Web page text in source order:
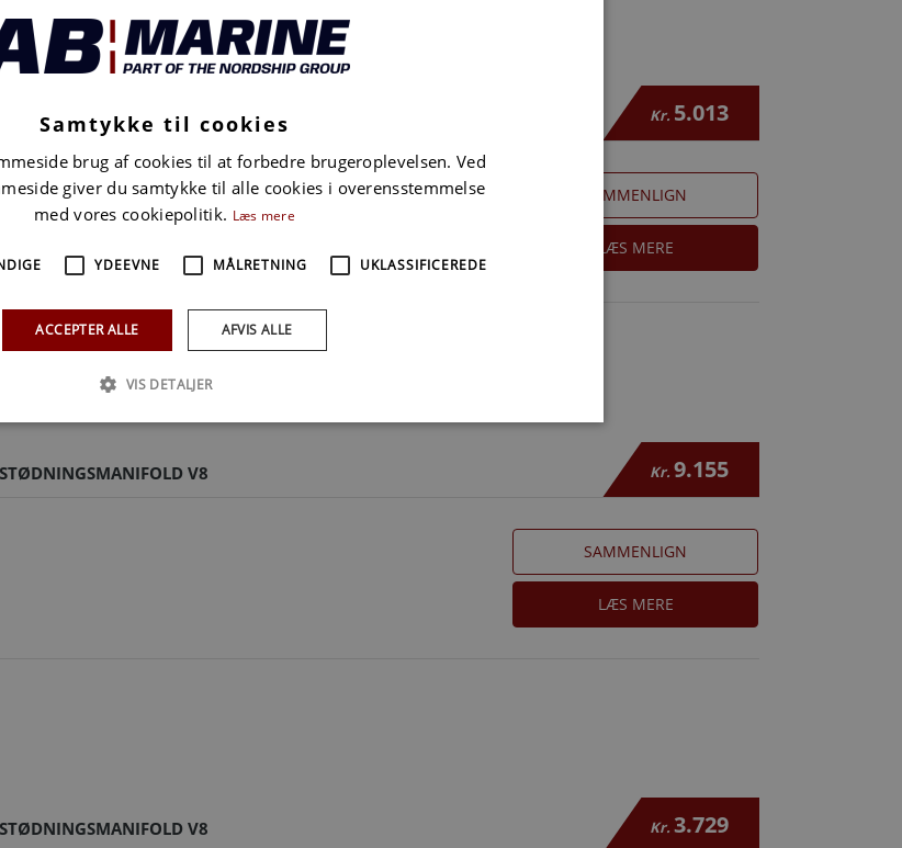
V8 Kr. 5.013
SAMMENLIGN
LÆS MERE
V8 Kr. 9.155
SAMMENLIGN
LÆS MERE
V8 Kr. 3.729
Samtykke til cookies
brug af cookies til at forbedre brugeroplevelsen. Ved
giver du samtykke til alle cookies i overensstemmelse
med vores cookiepolitik. Læs mere
YDEEVNE MÅLRETNING UKLASSIFICEREDE
ACCEPTER ALLE AFVIS ALLE
VIS DETALJER